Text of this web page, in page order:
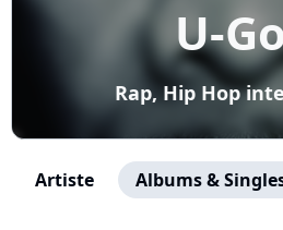
U-
Rap, Hip Hop
Artiste Albums &